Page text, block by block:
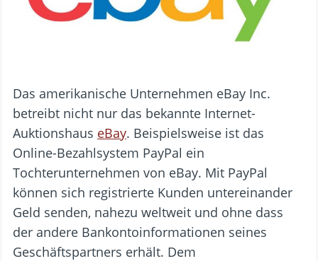
Das amerikanische Unternehmen eBay Inc.
betreibt nicht nur das bekannte Internet-
Auktionshaus eBay. Beispielsweise ist das
Online-Bezahlsystem PayPal ein
Tochterunternehmen von eBay. Mit PayPal
können sich registrierte Kunden untereinander
Geld senden, nahezu weltweit und ohne dass
der andere Bankontoinformationen seines
Geschäftspartners erhält. Dem